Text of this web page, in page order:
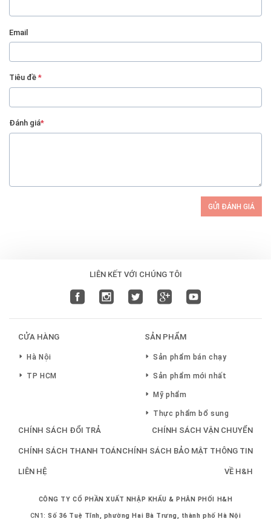
Email
Tiêu đề *
Đánh giá*
GỬI ĐÁNH GIÁ
LIÊN KẾT VỚI CHÚNG TÔI
CỬA HÀNG
Hà Nội
TP HCM
SẢN PHẨM
Sản phẩm bán chạy
Sản phẩm mới nhất
Mỹ phẩm
Thực phẩm bổ sung
CHÍNH SÁCH ĐỔI TRẢ CHÍNH SÁCH VẬN CHUYỂN
CHÍNH SÁCH THANH TOÁNCHÍNH SÁCH BẢO MẬT THÔNG TIN
LIÊN HỆ VỀ H&H
CÔNG TY CỔ PHẦN XUẤT NHẬP KHẨU & PHÂN PHỐI H&H
CN1:Số 36 Tuệ Tĩnh, phường Hai Bà Trưng, thành phố Hà Nội